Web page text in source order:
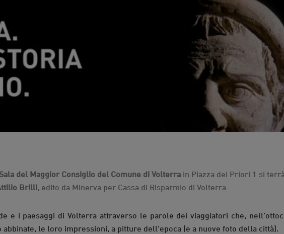
Sala del Maggior Consiglio del Comune di Volterra in Piazza dei Priori 1 si
Brilli, edito da Minerva per Cassa di Risparmio di Volterra
e i paesaggi di Volterra attraverso le parole dei viaggiatori che,
le loro impressioni, a pitture dell'epoca (e a nuove foto della città).